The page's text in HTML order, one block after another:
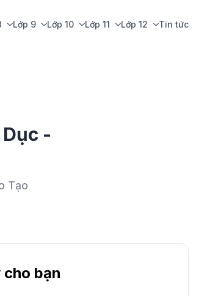
Lớp 9 Lớp 10 Lớp 11 Lớp 12 Tin tức
-
Tạo
cho bạn